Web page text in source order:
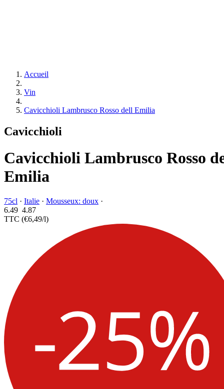
Accueil
Vin
Cavicchioli Lambrusco Rosso dell Emilia
Cavicchioli
Cavicchioli Lambrusco Rosso
Emilia
75cl · Italie · Mousseux: doux ·
6.49 4.87
TTC (€6,49/l)